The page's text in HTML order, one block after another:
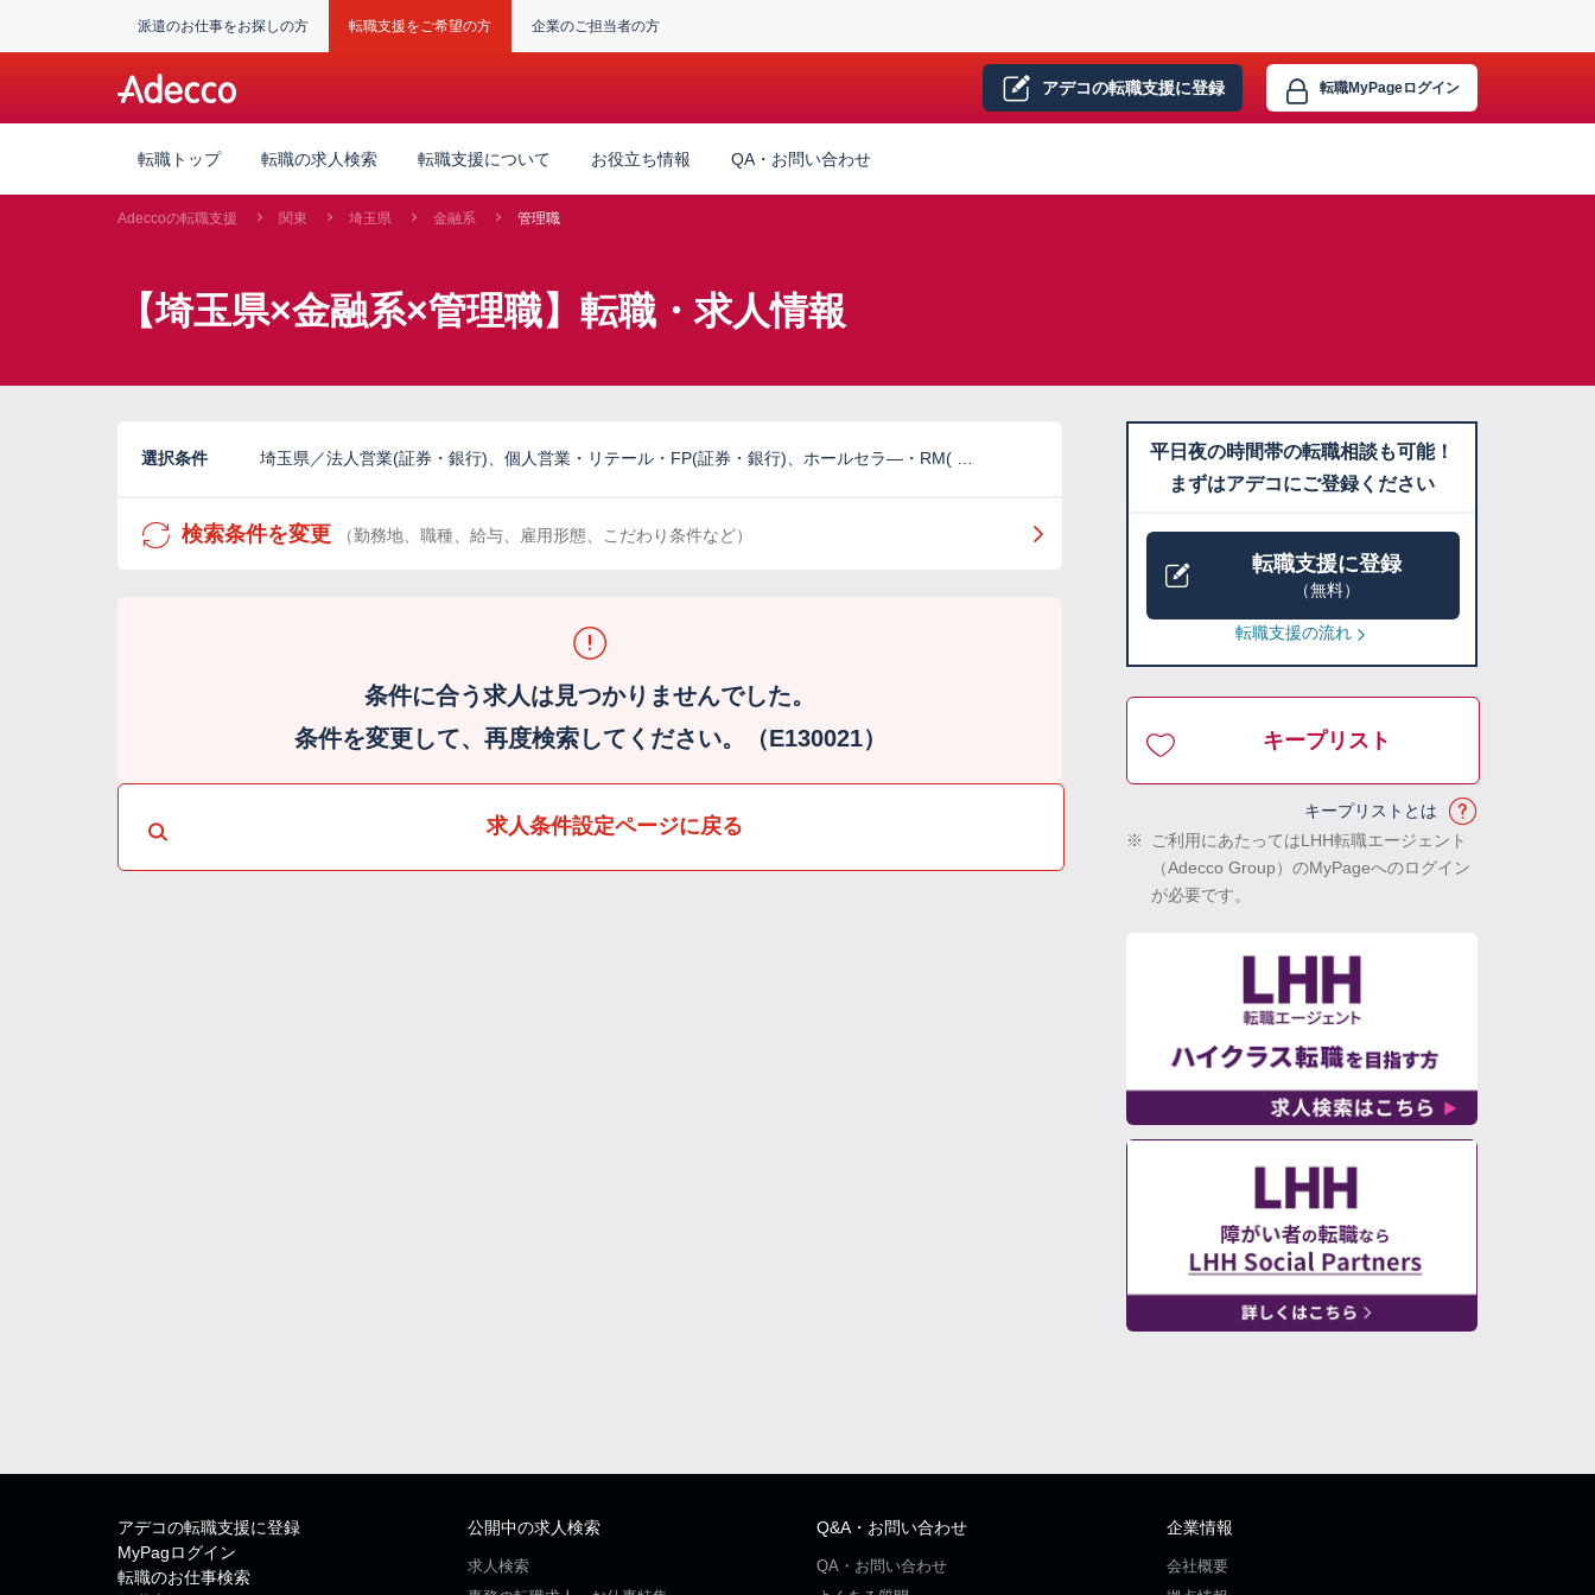
派遣のお仕事をお探しの方 転職支援をご希望の方 企業のご担当者の方
アデコの転職支援に登録 転職MyPageログイン
転職トップ 転職の求人検索 転職支援について お役立ち情報 QA・お問い合わせ
Adeccoの転職支援 関東 埼玉県 金融系 管理職
【埼玉県×金融系×管理職】転職・求人情報
選択条件 埼玉県／法人営業(証券・銀行)、個人営業・リテール・FP(証券・銀行)、ホールセラ―・RM( …
検索条件を変更 （勤務地、職種、給与、雇用形態、こだわり条件など）
条件に合う求人は見つかりませんでした。
条件を変更して、再度検索してください。（E130021）
求人条件設定ページに戻る
平日夜の時間帯の転職相談も可能！
まずはアデコにご登録ください
転職支援に登録
（無料）
転職支援の流れ
キープリスト
キープリストとは
※
ご利用にあたってはLHH転職エージェント
（Adecco Group）のMyPageへのログイン
が必要です。
アデコの転職支援に登録
MyPagログイン
転職のお仕事検索
公開中の求人検索
求人検索
Q&A・お問い合わせ
QA・お問い合わせ
企業情報
会社概要